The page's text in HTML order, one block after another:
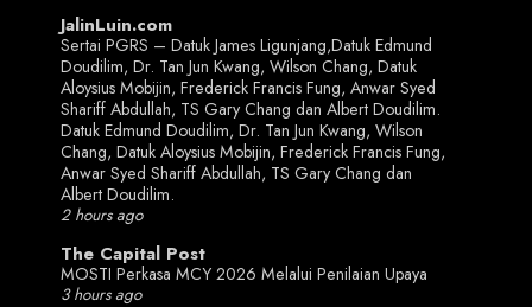
JalinLuin.com
Sertai PGRS – Datuk James Ligunjang,Datuk Edmund
Doudilim, Dr. Tan Jun Kwang, Wilson Chang, Datuk
Aloysius Mobijin, Frederick Francis Fung, Anwar Syed
Shariff Abdullah, TS Gary Chang dan Albert Doudilim.
Datuk Edmund Doudilim, Dr. Tan Jun Kwang, Wilson
Chang, Datuk Aloysius Mobijin, Frederick Francis Fung,
Anwar Syed Shariff Abdullah, TS Gary Chang dan
Albert Doudilim.
2 hours ago
The Capital Post
MOSTI Perkasa MCY 2026 Melalui Penilaian Upaya
3 hours ago